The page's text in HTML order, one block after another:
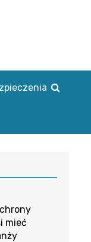
mieć